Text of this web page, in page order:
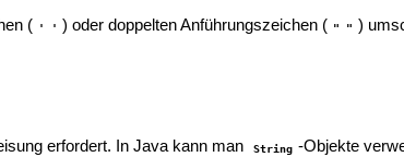
( ' ' ) oder doppelten Anführungszeichen ( " " )
erfordert. In Java kann man String -Objekte